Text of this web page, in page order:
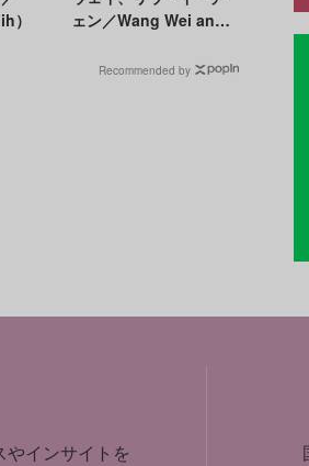
）
ェン／Wang Wei and
Recommended by
インサイトを